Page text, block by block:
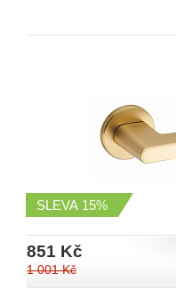
SLEVA 15%
851 Kč
1 001 Kč